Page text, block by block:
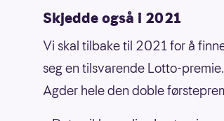
Skjedde også i 2021
Vi skal tilbake til 2021 for å
seg en tilsvarende Lotto-
Agder hele den doble